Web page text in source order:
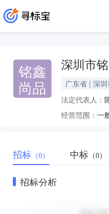
铭鑫
尚品
深圳市
广东省 | 深
法定代表人：
经营范围：
招标 （0） 中标 （0）
招标分析